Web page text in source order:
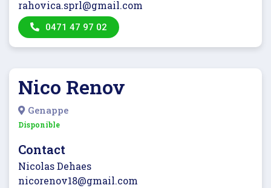
rahovica.sprl@gmail.com
0471 47 97 02
Nico Renov
Genappe
Disponible
Contact
Nicolas Dehaes
nicorenov18@gmail.com